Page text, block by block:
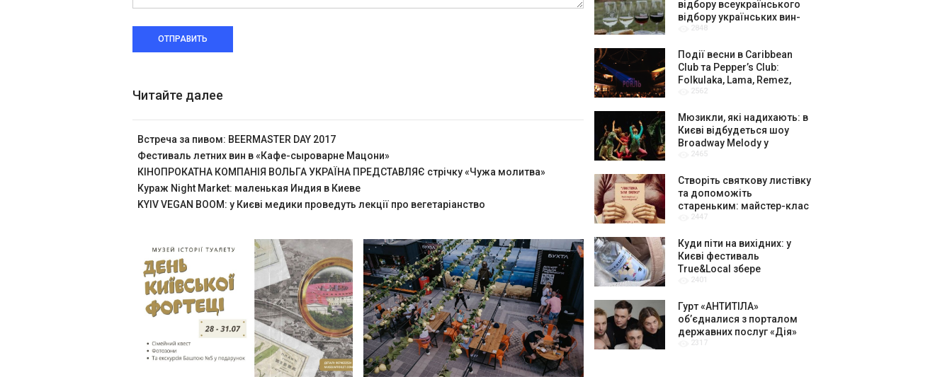
ОТПРАВИТЬ
Читайте далее
Встреча за пивом: BEERMASTER DAY 2017
Фестиваль летних вин в «Кафе-сыроварне Мацони»
КІНОПРОКАТНА КОМПАНІЯ ВОЛЬГА УКРАЇНА ПРЕДСТАВЛЯЄ стрічку «Чужа молитва»
Кураж Night Market: маленькая Индия в Киеве
KYIV VEGAN BOOM: у Києві медики проведуть лекції про вегетаріанство
відбору всеукраїнського
відбору українських вин-
амбасадорів
2848
Події весни в Caribbean
Club та Pepper’s Club:
Folkulaka, Lama, Remez,
вар’єте «Рояль» і триб’ют-
2562
Мюзикли, які надихають: в
Києві відбудеться шоу
Broadway Melody у
виконанні юних артистів
2465
Створіть святкову листівку
та допоможіть
стареньким: майстер-клас
від БФ «Юлині Бабусі» на
2447
Куди піти на вихідних: у
Києві фестиваль
True&Local збере
крафтярів, лекторів і гурт
2401
Гурт «АНТИТІЛА»
обʼєдналися з порталом
державних послуг «Дія»
для привітання молодят
2317